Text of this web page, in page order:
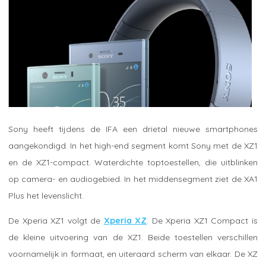
Sony heeft tijdens de IFA een drietal nieuwe smartphones
aangekondigd. In het high-end segment komt Sony met de XZ1
en de XZ1-compact. Waterdichte toptoestellen, die uitblinken
op camera- en audiogebied. In het middensegment ziet de XA1
Plus het levenslicht.
De Xperia XZ1 volgt de Xperia XZ. De Xperia XZ1 Compact is
de kleine uitvoering van de XZ1. Beide toestellen verschillen
voornamelijk in formaat, en uiteraard scherm van elkaar. De XZ